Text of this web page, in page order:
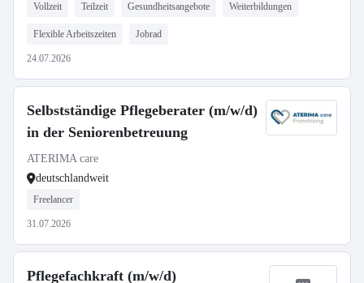
Vollzeit Teilzeit Gesundheitsangebote Weiterbildungen
Flexible Arbeitszeiten Jobrad
24.07.2026
Selbstständige Pflegeberater (m/w/d)
in der Seniorenbetreuung
ATERIMA care
deutschlandweit
Freelancer
31.07.2026
Pflegefachkraft (m/w/d)